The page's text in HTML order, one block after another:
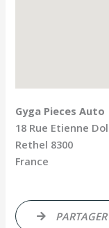
Gyga Pieces Auto
18 Rue Etienne
Rethel 8300
France